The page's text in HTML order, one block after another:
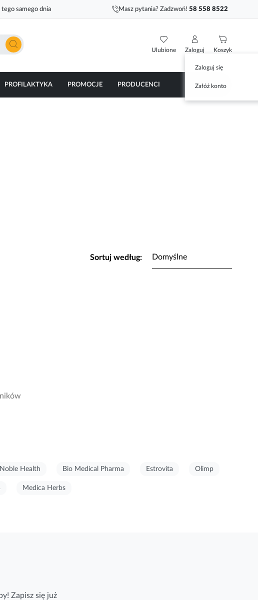
samego dnia Masz pytania? Zadzwoń! 58 558 8522
Szukaj
Ulubione
Zaloguj
Zaloguj się
Załóż konto
Koszyk
PROFILAKTYKA PROMOCJE PRODUCENCI
Sortuj według:
Noble Health Bio Medical Pharma Estrovita Olimp
Medica Herbs
Zapisz się już